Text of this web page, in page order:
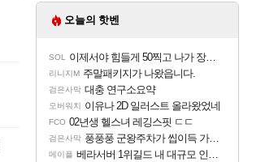
오늘의 핫벤
SOL 이제서야 힘들게 50찍고 나가 장궁 받았는데...
리니지M 주말패키지가 나왔읍니다.
검은사막 대충 연구소요약
오버워치 이유나 2D 일러스트 올라왔었네
FCO 02년생 헬스녀 레깅스핏 ㄷㄷ
검은사막 풍풍풍 군왕주차가 씹이득 가성비라고 ????
메이플 베라서버 1위길드 내 대규모 인원이탈종용 추정사건